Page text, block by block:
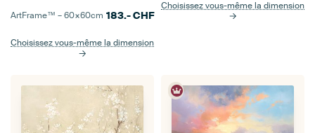
ArtFrame™ –60×60cm 183.-CHF
Choisissez vous-même la dimension
Choisissez vous-même la dimension